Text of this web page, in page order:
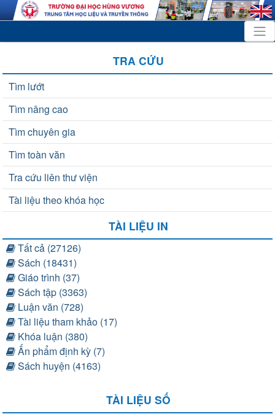
TRA CỨU
Tìm lướt
Tìm nâng cao
Tìm chuyên gia
Tìm toàn văn
Tra cứu liên thư viện
Tài liệu theo khóa học
TÀI LIỆU IN
Tất cả (27126)
Sách (18431)
Giáo trình (37)
Sách tập (3363)
Luận văn (728)
Tài liệu tham khảo (17)
Khóa luận (380)
Ấn phẩm định kỳ (7)
Sách huyện (4163)
TÀI LIỆU SỐ